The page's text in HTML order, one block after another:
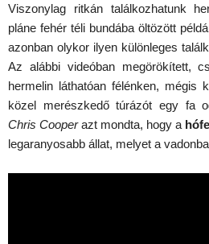
Viszonylag ritkán találkozhatunk
pláne fehér téli bundába öltözött
azonban olykor ilyen különleges
Az alábbi videóban megörökített,
hermelin láthatóan félénken, mégis
közel merészkedő túrázót egy fa
Chris Cooperazt mondta, hogy a
legaranyosabb állat, melyet a